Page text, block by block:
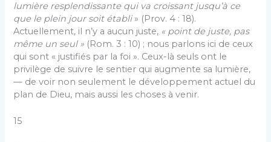
lumière resplendissante qui va croissant jusqu’à ce
que le plein jour soit établi» (Prov. 4 : 18).
Actuellement, il n’y a aucun juste, « point de juste, pas
même un seul » (Rom. 3 : 10) ; nous parlons ici de ceux
qui sont « justifiés par la foi ». Ceux-là seuls ont le
privilège de suivre le sentier qui augmente sa lumière,
— de voir non seulement le développement actuel du
plan de Dieu, mais aussi les choses à venir.
15